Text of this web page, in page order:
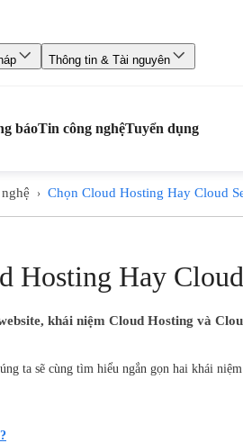
Thông tin & Tài nguyên
báoTin công nghệTuyển dụng
› Chọn Cloud Hosting Hay Cloud
Hosting Hay
khái niệm Cloud Hosting và
ta sẽ cùng tìm hiểu ngắn gọn hai khái